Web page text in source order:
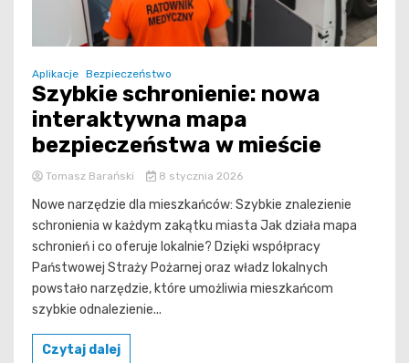
Aplikacje Bezpieczeństwo
Szybkie schronienie: nowa
interaktywna mapa
bezpieczeństwa w mieście
Tomasz Barański 8 stycznia 2026
Nowe narzędzie dla mieszkańców: Szybkie znalezienie
schronienia w każdym zakątku miasta Jak działa mapa
schronień i co oferuje lokalnie? Dzięki współpracy
Państwowej Straży Pożarnej oraz władz lokalnych
powstało narzędzie, które umożliwia mieszkańcom
szybkie odnalezienie...
Czytaj dalej